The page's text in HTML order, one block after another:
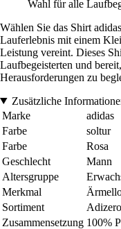
Wahl für alle
Wählen Sie das Shirt
Lauferlebnis mit einem
Leistung vereint. Dieses
Laufbegeisterten und
Herausforderungen zu
Zusätzliche
Marke
adidas
Farbe
soltur
Farbe
Rosa
Geschlecht
Mann
Altersgruppe
Merkmal
Sortiment
Adizero
Zusammensetzung 100%